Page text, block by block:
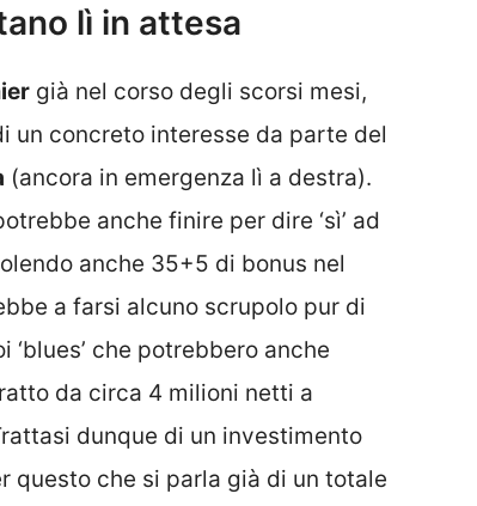
lì in attesa
già nel corso degli scorsi mesi,
un concreto interesse da parte del
(ancora in emergenza lì a destra).
anche finire per dire ‘sì’ ad
anche 35+5 di bonus nel
a farsi alcuno scrupolo pur di
che potrebbero anche
da circa 4 milioni netti a
dunque di un investimento
questo che si parla già di un totale